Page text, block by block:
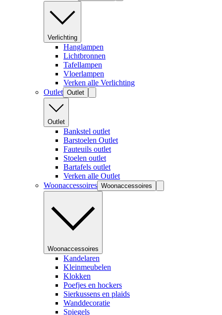
Verlichting
Hanglampen
Lichtbronnen
Tafellampen
Vloerlampen
Verken alle Verlichting
Outlet Outlet
Outlet
Bankstel outlet
Barstoelen Outlet
Fauteuils outlet
Stoelen outlet
Bartafels outlet
Verken alle Outlet
Woonaccessoires Woonaccessoires
Woonaccessoires
Kandelaren
Kleinmeubelen
Klokken
Poefjes en hockers
Sierkussens en plaids
Wanddecoratie
Spiegels